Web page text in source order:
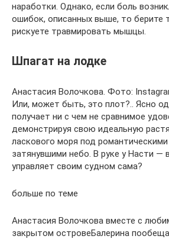
наработки. Однако, если боль
ошибок, описанных выше, то берите
рискуете травмировать мышцы.
Шпагат на лодке
Анастасия Волочкова. Фото:
Или, может быть, это плот?.. Ясно
получает ни с чем не сравнимое
демонстрируя свою идеальную
ласкового моря под
затянувшими небо. В руке у Насти —
управляет своим судном сама?
больше по теме
Анастасия Волочкова вместе с
закрытом островеБалерина